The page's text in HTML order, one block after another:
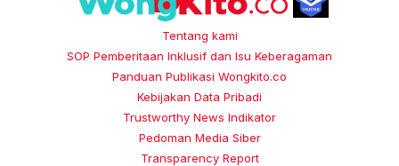
Tentang kami
SOP Pemberitaan Inklusif dan Isu Keberagaman
Panduan Publikasi Wongkito.co
Kebijakan Data Pribadi
Trustworthy News Indikator
Pedoman Media Siber
Transparency Report